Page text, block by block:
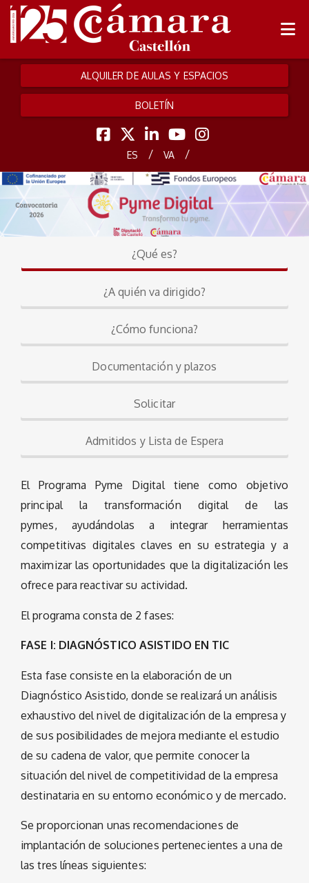
ALQUILER DE AULAS Y ESPACIOS
BOLETÍN
ES / VA /
¿Qué es?
¿A quién va dirigido?
¿Cómo funciona?
Documentación y plazos
Solicitar
Admitidos y Lista de Espera
El Programa Pyme Digital tiene como objetivo
principal la transformación digital de las
pymes, ayudándolas a integrar herramientas
competitivas digitales claves en su estrategia y a
maximizar las oportunidades que la digitalización les
ofrece para reactivar su actividad.
El programa consta de 2 fases:
FASE I: DIAGNÓSTICO ASISTIDO EN TIC
Esta fase consiste en la elaboración de un
Diagnóstico Asistido, donde se realizará un análisis
exhaustivo del nivel de digitalización de la empresa y
de sus posibilidades de mejora mediante el estudio
de su cadena de valor, que permite conocer la
situación del nivel de competitividad de la empresa
destinataria en su entorno económico y de mercado.
Se proporcionan unas recomendaciones de
implantación de soluciones pertenecientes a una de
las tres líneas siguientes: